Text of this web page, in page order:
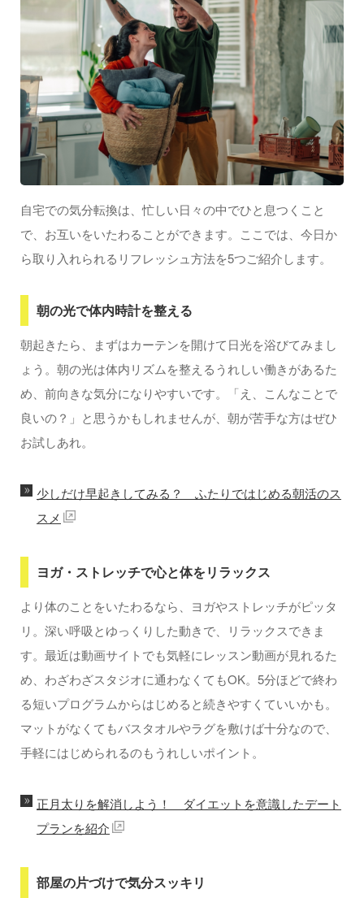
自宅での気分転換は、忙しい日々の中でひと息つくこと
で、お互いをいたわることができます。ここでは、今日か
ら取り入れられるリフレッシュ方法を5つご紹介します。
朝の光で体内時計を整える
朝起きたら、まずはカーテンを開けて日光を浴びてみまし
ょう。朝の光は体内リズムを整えるうれしい働きがあるた
め、前向きな気分になりやすいです。「え、こんなことで
良いの？」と思うかもしれませんが、朝が苦手な方はぜひ
お試しあれ。
少しだけ早起きしてみる？ ふたりではじめる朝活のス
スメ
ヨガ・ストレッチで心と体をリラックス
より体のことをいたわるなら、ヨガやストレッチがピッタ
リ。深い呼吸とゆっくりした動きで、リラックスできま
す。最近は動画サイトでも気軽にレッスン動画が見れるた
め、わざわざスタジオに通わなくてもOK。5分ほどで終わ
る短いプログラムからはじめると続きやすくていいかも。
マットがなくてもバスタオルやラグを敷けば十分なので、
手軽にはじめられるのもうれしいポイント。
正月太りを解消しよう！ ダイエットを意識したデート
プランを紹介
部屋の片づけで気分スッキリ